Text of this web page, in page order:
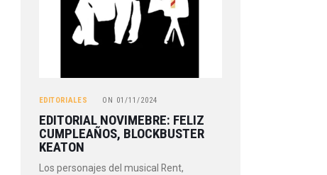
EDITORIALES ON 01/11/2024
EDITORIAL NOVIMEBRE: FELIZ
CUMPLEAÑOS, BLOCKBUSTER
KEATON
Los personajes del musical Rent,